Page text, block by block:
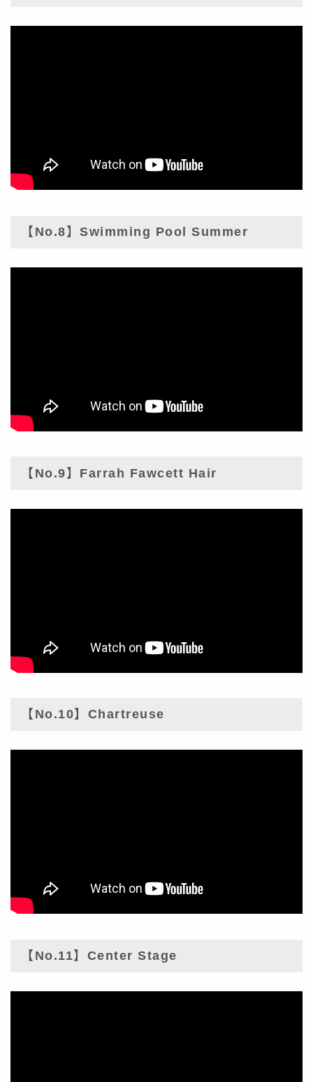
【No.8】Swimming Pool Summer
【No.9】Farrah Fawcett Hair
【No.10】Chartreuse
【No.11】Center Stage